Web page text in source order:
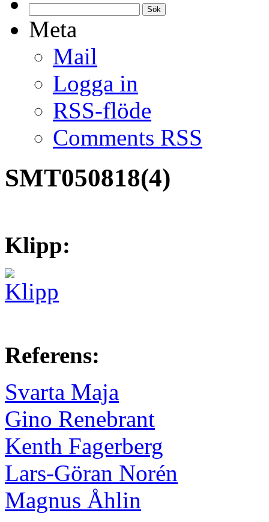
efter:
Meta
Mail
Logga in
RSS-flöde
Comments RSS
SMT050818(4)
Klipp:
Referens:
Svarta Maja
Gino Renebrant
Kenth Fagerberg
Lars-Göran Norén
Magnus Åhlin